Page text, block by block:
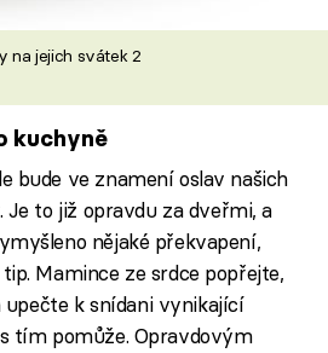
na jejich svátek 2
kuchyně
bude ve znamení oslav našich
to již opravdu za dveřmi, a
nějaké překvapení,
Mamince ze srdce popřejte,
upečte k snídani vynikající
tím pomůže. Opravdovým